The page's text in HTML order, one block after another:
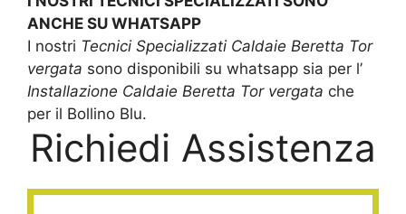
ANCHE SU WHATSAPP
I nostri Tecnici Specializzati Caldaie Beretta Tor
vergata sono disponibili su whatsapp sia per l’
Installazione Caldaie Beretta Tor vergata che
per il Bollino Blu.
Richiedi Assistenza